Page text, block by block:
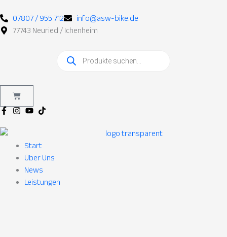
Inhalt
springen
07807 / 955 712
info@asw-bike.de
77743 Neuried / Ichenheim
search
Warenkorb
Start
Über Uns
News
Leistungen